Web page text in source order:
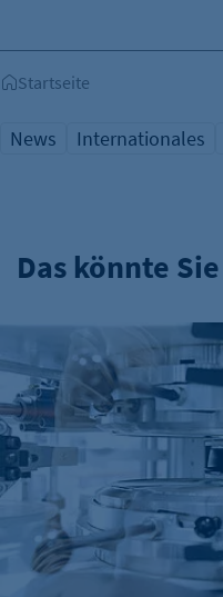
Startseite
News Internationales
Das könnte
Deutsche Elektro- und